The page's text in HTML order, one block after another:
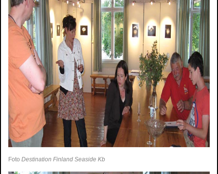
Foto Destination Finland Seaside Kb